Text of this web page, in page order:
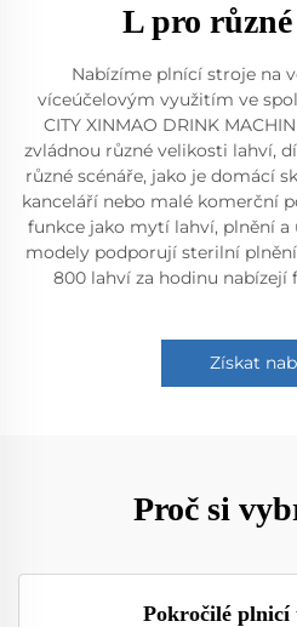
L pro
Nabízíme plnící stroje na
víceúčelovým využitím ve
CITY XINMAO DRINK
zvládnou různé velikosti lahví,
různé scénáře, jako je domácí
kanceláří nebo malé komerční
funkce jako mytí lahví, plnění a
modely podporují sterilní
800 lahví za hodinu nabízejí
Získat
Proč si
Pokročilé plnicí